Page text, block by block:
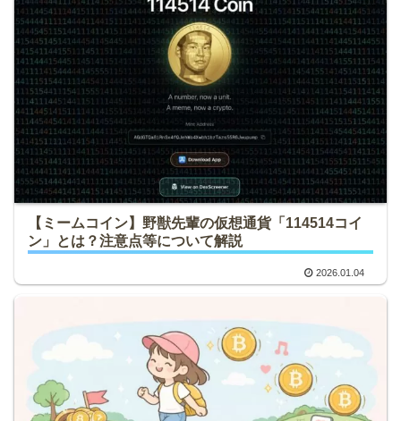
【ミームコイン】野獣先輩の仮想通貨「114514コイ
ン」とは？注意点等について解説
2026.01.04